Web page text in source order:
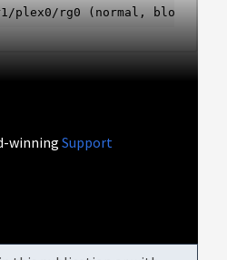
plex0/rg0 (normal,
winningSupport